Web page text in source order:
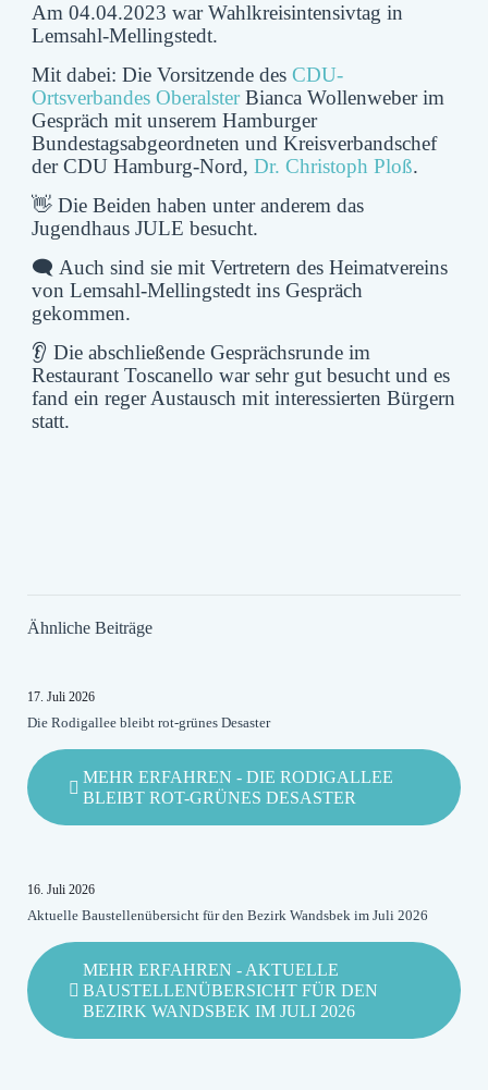
Am 04.04.2023 war Wahlkreisintensivtag in
Lemsahl-Mellingstedt.
Mit dabei: Die Vorsitzende des CDU-
Ortsverbandes OberalsterBianca Wollenweber im
Gespräch mit unserem Hamburger
Bundestagsabgeordneten und Kreisverbandschef
der CDU Hamburg-Nord, Dr. Christoph Ploß.
👋 Die Beiden haben unter anderem das
Jugendhaus JULE besucht.
🗨️ Auch sind sie mit Vertretern des Heimatvereins
von Lemsahl-Mellingstedt ins Gespräch
gekommen.
👂 Die abschließende Gesprächsrunde im
Restaurant Toscanello war sehr gut besucht und es
fand ein reger Austausch mit interessierten Bürgern
statt.
Ähnliche Beiträge
17. Juli 2026
Die Rodigallee bleibt rot-grünes Desaster
MEHR ERFAHREN - DIE RODIGALLEE
BLEIBT ROT-GRÜNES DESASTER
16. Juli 2026
Aktuelle Baustellenübersicht für den Bezirk Wandsbek im Juli 2026
MEHR ERFAHREN - AKTUELLE
BAUSTELLENÜBERSICHT FÜR DEN
BEZIRK WANDSBEK IM JULI 2026